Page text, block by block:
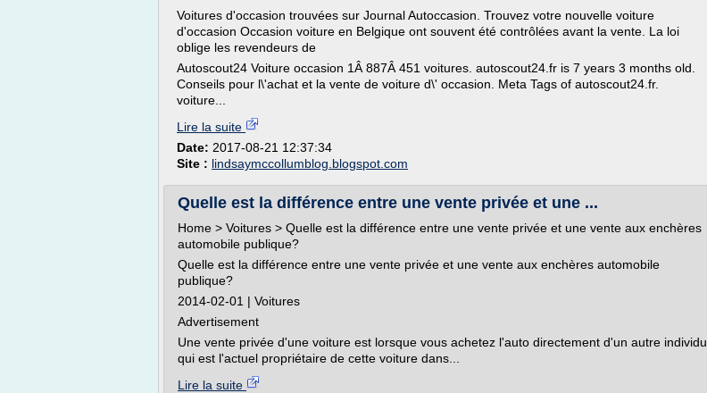
Voitures d'occasion trouvées sur Journal Autoccasion. Trouvez votre nouvelle voiture
d'occasion Occasion voiture en Belgique ont souvent été contrôlées avant la vente. La loi
oblige les revendeurs de
Autoscout24 Voiture occasion 1Â 887Â 451 voitures. autoscout24.fr is 7 years 3 months old.
Conseils pour l\'achat et la vente de voiture d\' occasion. Meta Tags of autoscout24.fr.
voiture...
Lire la suite
Date: 2017-08-21 12:37:34
Site : lindsaymccollumblog.blogspot.com
Quelle est la différence entre une vente privée et une ...
Home > Voitures > Quelle est la différence entre une vente privée et une vente aux enchères
automobile publique?
Quelle est la différence entre une vente privée et une vente aux enchères automobile
publique?
2014-02-01 | Voitures
Advertisement
Une vente privée d'une voiture est lorsque vous achetez l'auto directement d'un autre individu
qui est l'actuel propriétaire de cette voiture dans...
Lire la suite